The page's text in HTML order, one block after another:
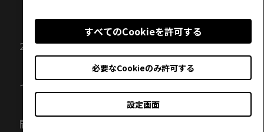
設定画面
必要なCookieのみ許可する
すべてのCookieを許可する
【大会名】 ZOWIE eXTREMESLAND CS:GO ASIA
2019
【大会形式】 地区予選 （8月～10月予定）、オフラ
イン決戦（11月下旬）
【日時】 2019年11月14日（木）～17日（日） ※時
間未定